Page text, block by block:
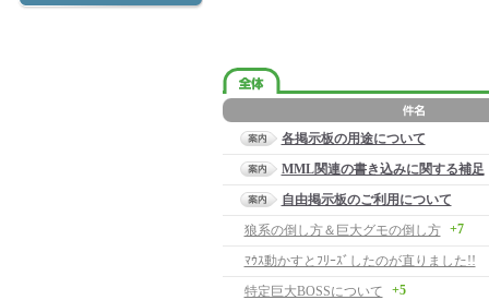
各掲示板の用途について
MML関連の書き込みに関する補足
自由掲示板のご利用について
狼系の倒し方＆巨大グモの倒し方
+7
ﾏｳｽ動かすとﾌﾘｰｽﾞしたのが直りました!!
特定巨大BOSSについて
+5